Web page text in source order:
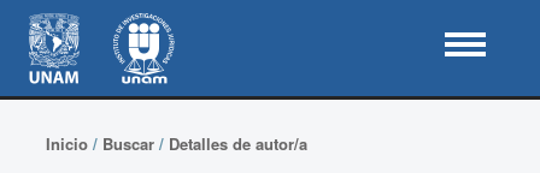
Inicio/ Buscar/ Detalles de autor/a